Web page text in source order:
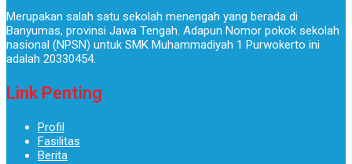
Merupakan salah satu sekolah menengah yang berada di
Banyumas, provinsi Jawa Tengah. Adapun Nomor pokok sekolah
nasional (NPSN) untuk SMK Muhammadiyah 1 Purwokerto ini
adalah 20330454.
Link Penting
Profil
Fasilitas
Berita